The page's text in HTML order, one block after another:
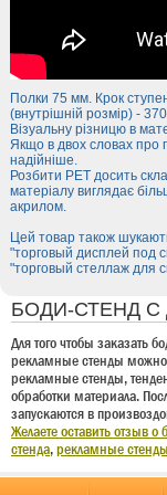
БОДИ-СТЕНД
Для того чтобы заказать
рекламные стенды можно
рекламные стенды,
обработки материала.
запускаются в
Желаете оставить отзыв о
стенда,рекламные стенды
Полки 75 мм. Крок
(внутрішній розмір) -
Візуальну різницю в
Якщо в двох словах про
надійніше.
Розбити PET досить
матеріалу виглядає
акрилом.
Цей товар також
"торговый дисплей под
"торговый стеллаж для